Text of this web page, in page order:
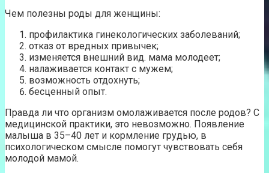
Чем полезны роды для женщины:
профилактика гинекологических заболеваний;
отказ от вредных привычек;
изменяется внешний вид. мама молодеет;
налаживается контакт с мужем;
возможность отдохнуть;
бесценный опыт.
Правда ли что организм омолаживается после родов? С
медицинской практики, это невозможно. Появление
малыша в 35–40 лет и кормление грудью, в
психологическом смысле помогут чувствовать себя
молодой мамой.